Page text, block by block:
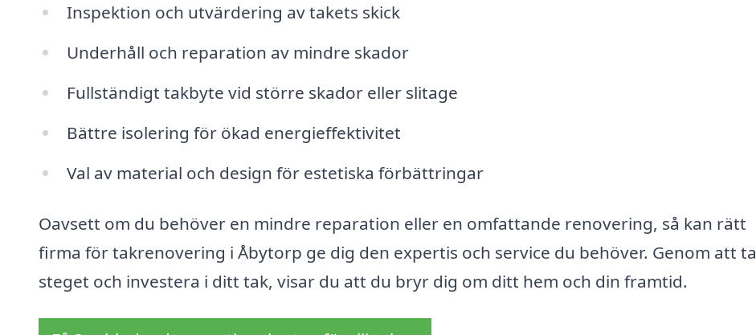
Inspektion och utvärdering av takets skick
Underhåll och reparation av mindre skador
Fullständigt takbyte vid större skador eller slitage
Bättre isolering för ökad energieffektivitet
Val av material och design för estetiska förbättringar
Oavsett om du behöver en mindre reparation eller en omfattande renovering, så kan rätt
firma för takrenovering i Åbytorp ge dig den expertis och service du behöver. Genom att ta
steget och investera i ditt tak, visar du att du bryr dig om ditt hem och din framtid.